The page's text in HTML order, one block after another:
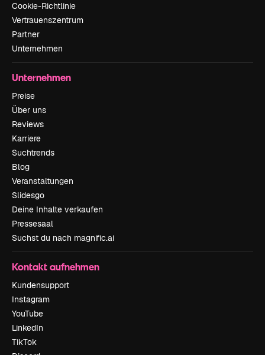
Cookie-Richtlinie
Vertrauenszentrum
Partner
Unternehmen
Unternehmen
Preise
Über uns
Reviews
Karriere
Suchtrends
Blog
Veranstaltungen
Slidesgo
Deine Inhalte verkaufen
Pressesaal
Suchst du nach magnific.ai
Kontakt aufnehmen
Kundensupport
Instagram
YouTube
LinkedIn
TikTok